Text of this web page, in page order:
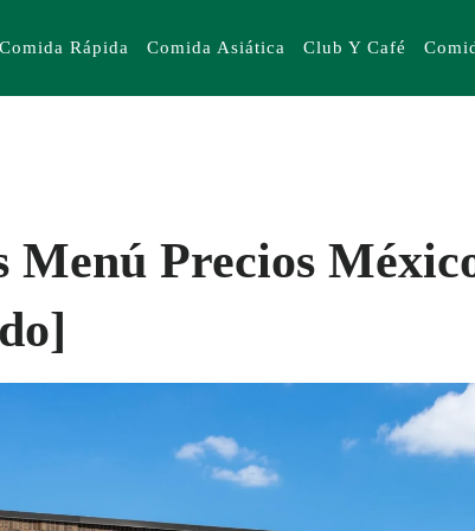
Comida Rápida Comida Asiática Club Y Café
Menú Precios